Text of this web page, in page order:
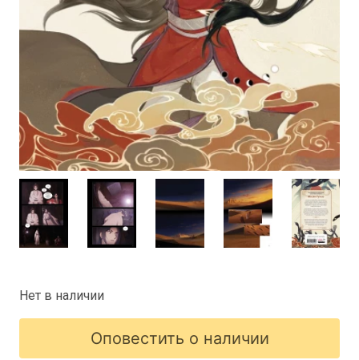
Нет в наличии
Оповестить о наличии